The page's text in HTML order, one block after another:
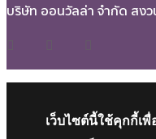
บริษัท ออนวัลล่า จำกัด สง
เว็บไซต์นี้ใช้คุกกี้เ